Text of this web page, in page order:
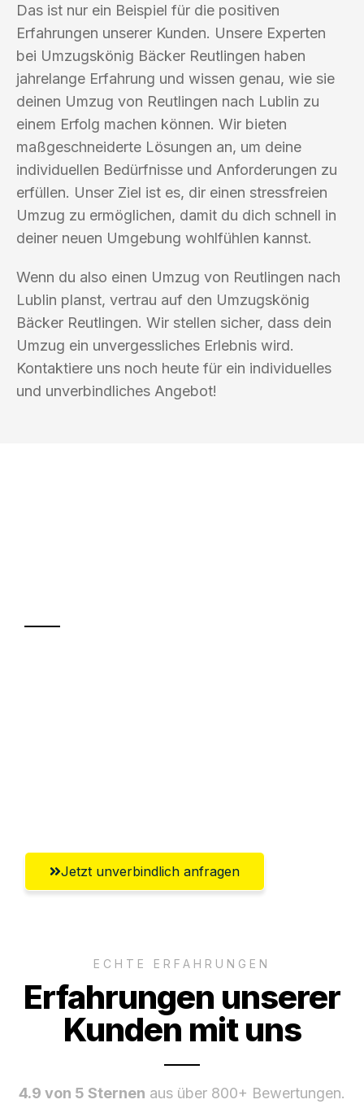
Das ist nur ein Beispiel für die positiven
Erfahrungen unserer Kunden. Unsere Experten
bei Umzugskönig Bäcker Reutlingen haben
jahrelange Erfahrung und wissen genau, wie sie
deinen Umzug von Reutlingen nach Lublin zu
einem Erfolg machen können. Wir bieten
maßgeschneiderte Lösungen an, um deine
individuellen Bedürfnisse und Anforderungen zu
erfüllen. Unser Ziel ist es, dir einen stressfreien
Umzug zu ermöglichen, damit du dich schnell in
deiner neuen Umgebung wohlfühlen kannst.
Wenn du also einen Umzug von Reutlingen nach
Lublin planst, vertrau auf den Umzugskönig
Bäcker Reutlingen. Wir stellen sicher, dass dein
Umzug ein unvergessliches Erlebnis wird.
Kontaktiere uns noch heute für ein individuelles
und unverbindliches Angebot!
Jetzt unverbindlich anfragen
ECHTE ERFAHRUNGEN
Erfahrungen unserer
Kunden mit uns
4.9 von 5 Sternen aus über 800+ Bewertungen.